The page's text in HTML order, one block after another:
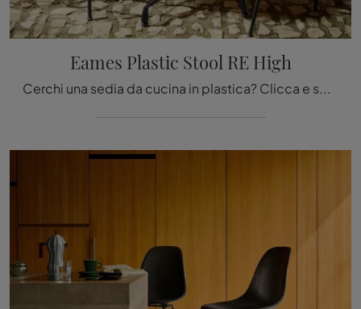
Eames Plastic Stool RE High
Cerchi una sedia da cucina in plastica? Clicca e scopri il modello Eames Plastic Stool RE High di Vitra per completare i tuoi interni al meglio.